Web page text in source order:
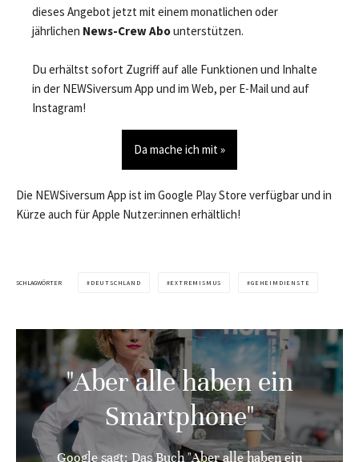
dieses Angebot jetzt mit einem monatlichen oder
jährlichen News-Crew Abounterstützen.
Du erhältst sofort Zugriff auf alle Funktionen und Inhalte
in der NEWSiversum App und im Web, per E-Mail und auf
Instagram!
Da mache ich mit »
Die NEWSiversum App ist im Google Play Store verfügbar und in
Kürze auch für Apple Nutzer:innen erhältlich!
SCHLAGWÖRTER DEUTSCHLAND EXTREMISMUS GEHEIMDIENSTE
"Aber alle haben ein
Smartphone"
Google sagt: Das Buch "Aber alle haben ein